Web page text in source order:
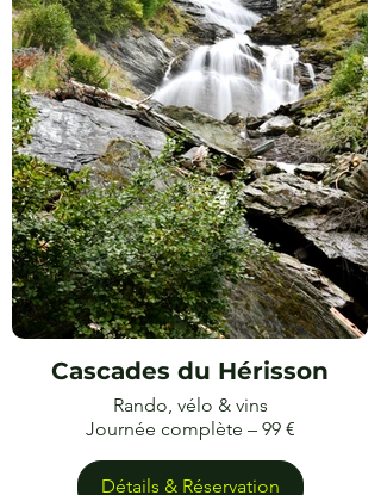
Cascades du Hérisson
Rando, vélo & vins
Journée complète – 99 €
Détails & Réservation